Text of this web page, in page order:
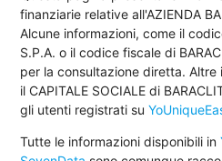
finanziarie relative all'AZIENDA
Alcune informazioni, come il
S.P.A. o il codice fiscale di
per la consultazione diretta. Altre
il CAPITALE SOCIALE di
gli utenti registrati su
Tutte le informazioni disponibili in